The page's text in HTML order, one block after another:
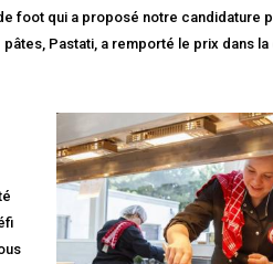
foot qui a proposé notre candidature
Pastati, a remporté le prix dans la